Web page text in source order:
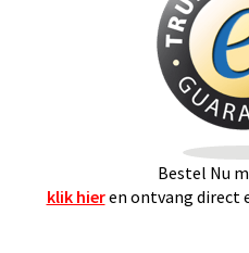
Bestel Nu
klik hieren ontvang direct